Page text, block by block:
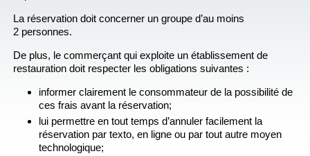
La réservation doit concerner un groupe d’au moins
2 personnes.
De plus, le commerçant qui exploite un établissement de
restauration doit respecter les obligations suivantes :
informer clairement le consommateur de la possibilité de
ces frais avant la réservation;
lui permettre en tout temps d’annuler facilement la
réservation par texto, en ligne ou par tout autre moyen
technologique;